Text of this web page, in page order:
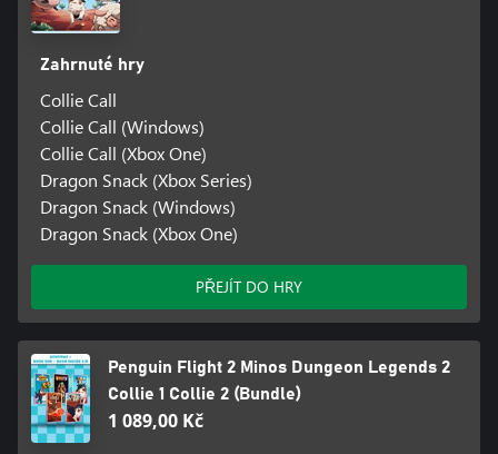
Zahrnuté hry
Collie Call
Collie Call (Windows)
Collie Call (Xbox One)
Dragon Snack (Xbox Series)
Dragon Snack (Windows)
Dragon Snack (Xbox One)
PŘEJÍT DO HRY
Penguin Flight 2 Minos Dungeon Legends 2
Collie 1 Collie 2 (Bundle)
1 089,00 Kč